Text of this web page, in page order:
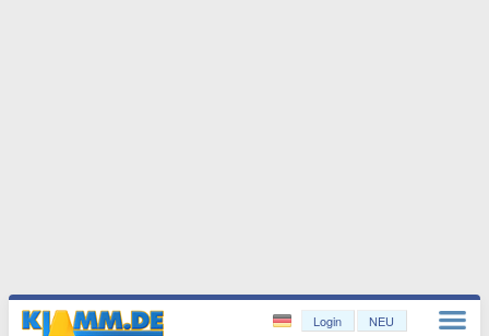
Login NEU